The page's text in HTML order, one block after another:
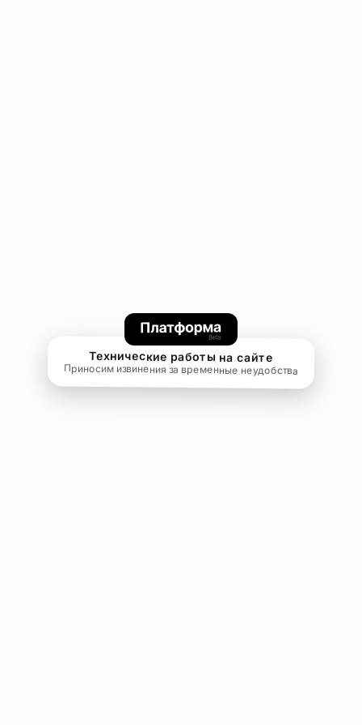
Технические работы на сайте
Приносим извинения за временные неудобства